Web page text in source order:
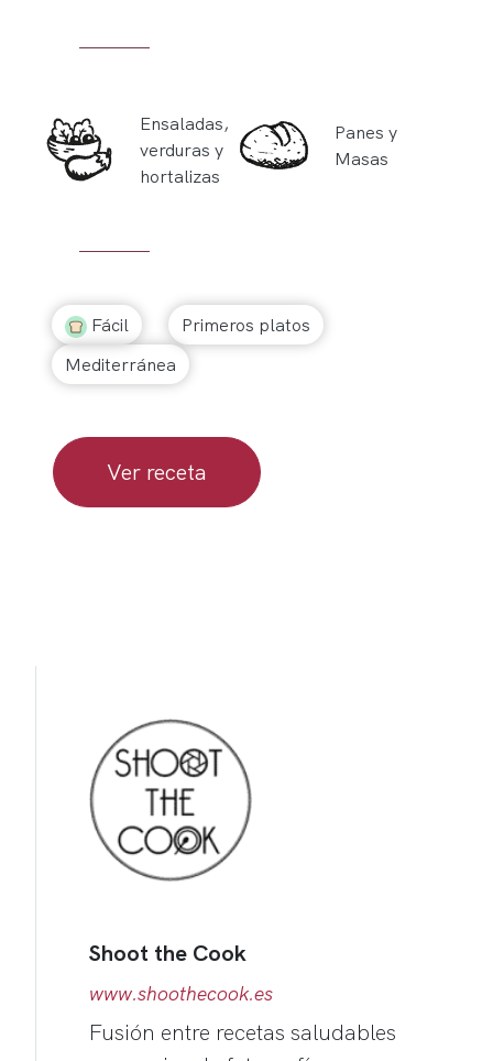
Ensaladas,
verduras y
hortalizas
Panes y
Masas
Fácil
Primeros platos
Mediterránea
Ver receta
Shoot the Cook
www.shoothecook.es
Fusión entre recetas saludables